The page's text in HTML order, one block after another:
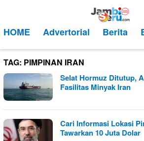
kontenMobile
HOME Advertorial Berita
TAG: PIMPINAN IRAN
Selat Hormuz Ditutup,
Fasilitas Minyak Iran
Cari Informasi Lokasi
Tawarkan 10 Juta Dolar